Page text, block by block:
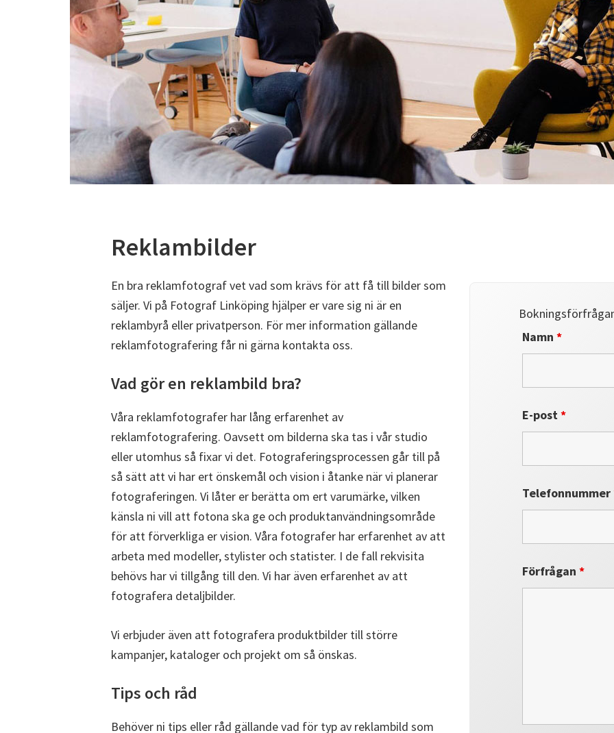
Reklambilder
En bra reklamfotograf vet vad som krävs för att få till bilder som
säljer. Vi på Fotograf Linköping hjälper er vare sig ni är en
reklambyrå eller privatperson. För mer information gällande
reklamfotografering får ni gärna kontakta oss.
Vad gör en reklambild bra?
Våra reklamfotografer har lång erfarenhet av
reklamfotografering. Oavsett om bilderna ska tas i vår studio
eller utomhus så fixar vi det. Fotograferingsprocessen går till på
så sätt att vi har ert önskemål och vision i åtanke när vi planerar
fotograferingen. Vi låter er berätta om ert varumärke, vilken
känsla ni vill att fotona ska ge och produktanvändningsområde
för att förverkliga er vision. Våra fotografer har erfarenhet av att
arbeta med modeller, stylister och statister. I de fall rekvisita
behövs har vi tillgång till den. Vi har även erfarenhet av att
fotografera detaljbilder.
Vi erbjuder även att fotografera produktbilder till större
kampanjer, kataloger och projekt om så önskas.
Tips och råd
Behöver ni tips eller råd gällande vad för typ av reklambild som
Namn*
E-post*
Telefonnummer
Förfrågan*